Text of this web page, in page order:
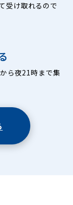
受け取れるので
ら夜21時まで集